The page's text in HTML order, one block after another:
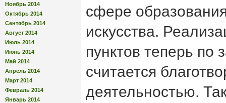
Ноябрь 2014
Октябрь 2014
Сентябрь 2014
Август 2014
Июль 2014
Июнь 2014
Май 2014
Апрель 2014
Март 2014
Февраль 2014
Январь 2014
сфере
искусства.
пунктов теперь по
считается
деятельностью.